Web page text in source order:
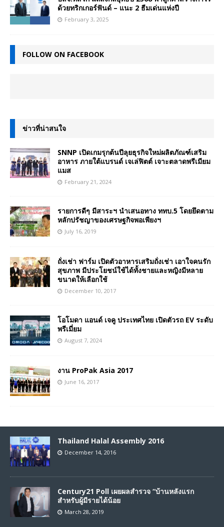
ด้วยทริกเกอร์ฟันด์ – แนะ 2 ธีมเด่นแห่งปี
February 3, 2025
FOLLOW ON FACEBOOK
ข่าวที่น่าสนใจ
SNNP เปิดเกมรุกต้นปีลุยธุรกิจใหม่ผลิตภัณฑ์เสริม
อาหาร ภายใต้แบรนด์ เจเล่ฟิตต์ เจาะตลาดพรีเมียม
แมส
February 21, 2024
รายการดีๆ มีสาระฯ นำเสนอทาง ททบ.5 โดยยึดตาม
หลักปรัชญาของเศรษฐกิจพอเพียงฯ
July 16, 2019
ถั่งเช่า ฟาร์ม เปิดตัวอาหารเสริมถั่งเช่า เอาใจคนรัก
สุขภาพ มีประโยชน์ใช้ได้ทั้งชายและหญิงมีหลาย
ขนาดให้เลือกใช้
December 10, 2017
โอโมดา แอนด์ เจคู ประเทศไทย เปิดตัวรถ EV ระดับ
พรีเมี่ยม
August 7, 2024
งาน ProPak Asia 2017
June 16, 2017
Thailand Halal Assembly 2016
December 14, 2016
Century21 Poll เผยผลสำรวจ “บ้านหลังแรก
สำหรับผู้มีรายได้น้อย
March 28, 2019